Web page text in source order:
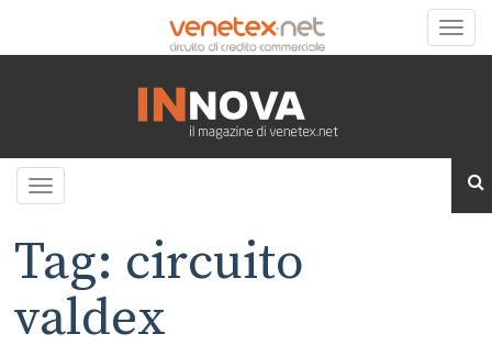
Toggle
Toggle
Tag: circuito
valdex